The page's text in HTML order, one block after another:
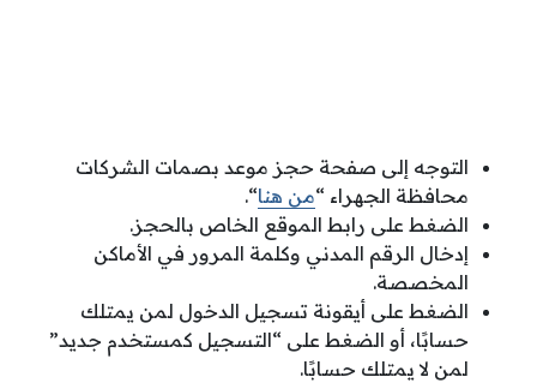
التوجه إلى صفحة حجز موعد بصمات الشركات
محافظة الجهراء “من هنا“.
الضغط على رابط الموقع الخاص بالحجز.
إدخال الرقم المدني وكلمة المرور في الأماكن
المخصصة.
الضغط على أيقونة تسجيل الدخول لمن يمتلك
حسابًا، أو الضغط على “التسجيل كمستخدم جديد”
لمن لا يمتلك حسابًا.